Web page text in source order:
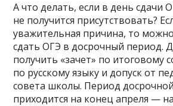
А что делать, если в день сдачи
не получится присутствовать?
уважительная причина, то
сдать ОГЭ в досрочный период.
получить «зачет» по итоговому
по русскому языку и допуск от
совета школы. Период
приходится на конец апреля —